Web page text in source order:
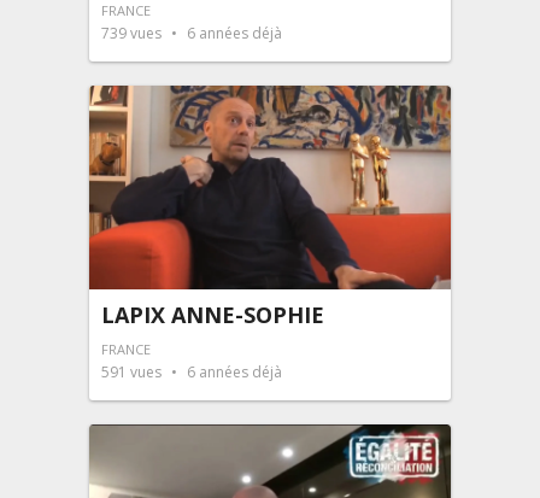
FRANCE
739vues 6 années déjà
LAPIX ANNE-SOPHIE
FRANCE
591 vues 6 années déjà